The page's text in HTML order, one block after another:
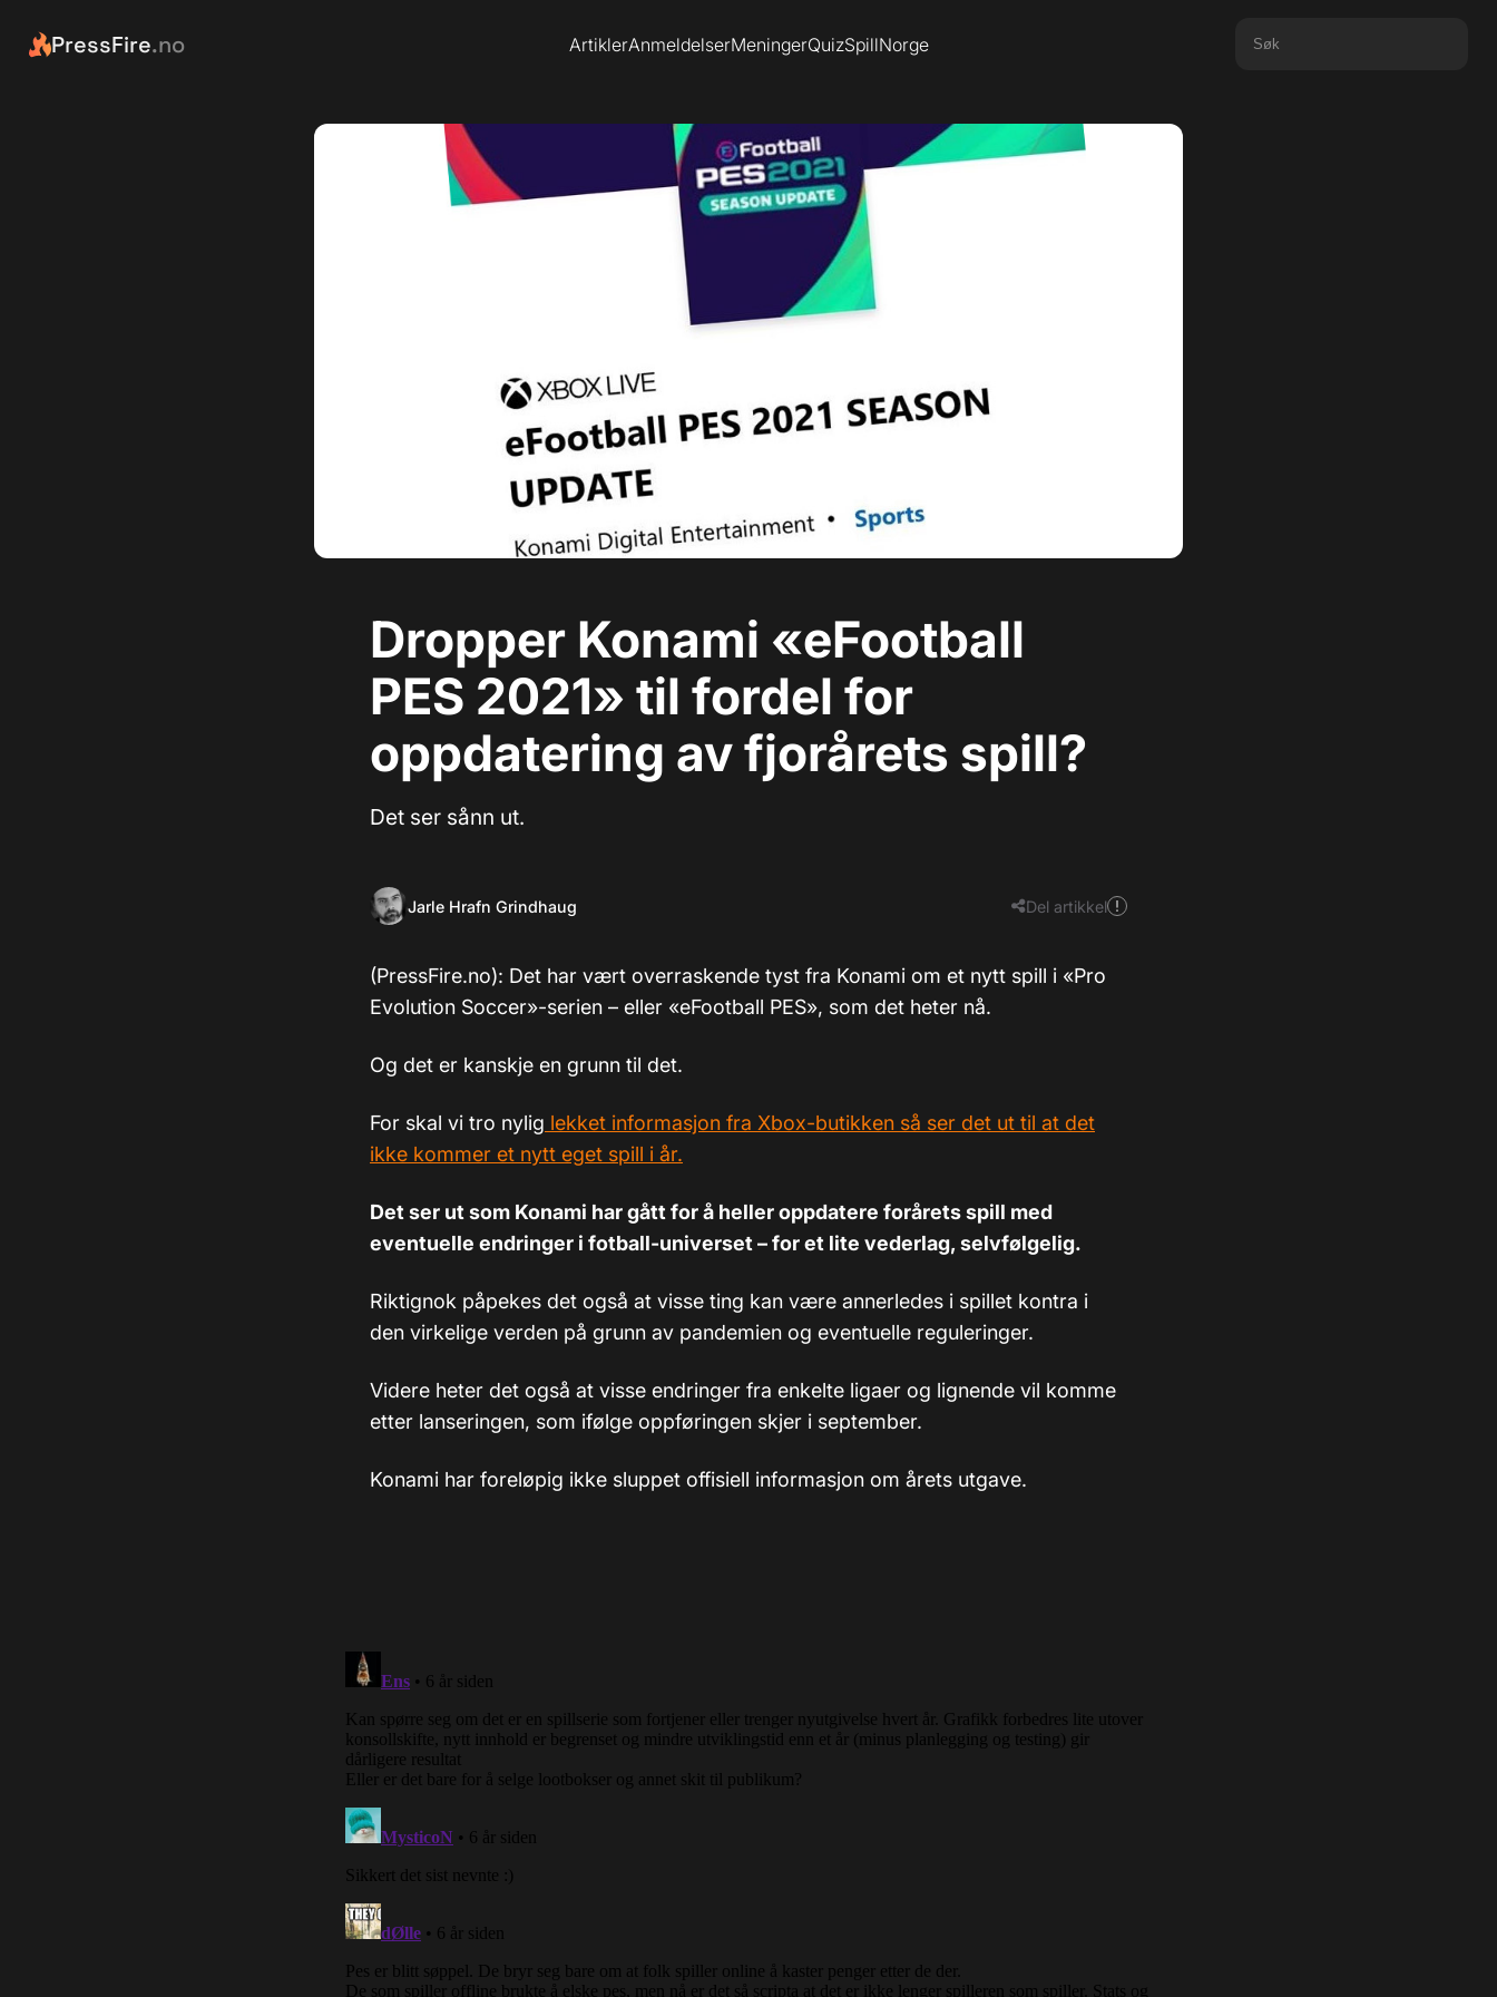
PressFire.no ArtiklerAnmeldelserMeningerQuizSpillNorge
Dropper Konami «eFootball
PES 2021» til fordel for
oppdatering av fjorårets spill?
Det ser sånn ut.
Jarle Hrafn Grindhaug Del artikkel
(PressFire.no): Det har vært overraskende tyst fra Konami om et nytt spill i «Pro
Evolution Soccer»-serien – eller «eFootball PES», som det heter nå.
Og det er kanskje en grunn til det.
For skal vi tro nylig lekket informasjon fra Xbox-butikken så ser det ut til at det
ikke kommer et nytt eget spill i år.
Det ser ut som Konami har gått for å heller oppdatere forårets spill med
eventuelle endringer i fotball-universet – for et lite vederlag, selvfølgelig.
Riktignok påpekes det også at visse ting kan være annerledes i spillet kontra i
den virkelige verden på grunn av pandemien og eventuelle reguleringer.
Videre heter det også at visse endringer fra enkelte ligaer og lignende vil komme
etter lanseringen, som ifølge oppføringen skjer i september.
Konami har foreløpig ikke sluppet offisiell informasjon om årets utgave.